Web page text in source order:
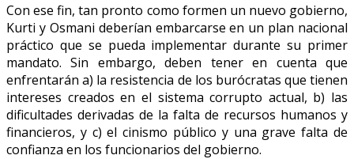
Con ese fin, tan pronto como formen un nuevo gobierno,
Kurti y Osmani deberían embarcarse en un plan nacional
práctico que se pueda implementar durante su primer
mandato. Sin embargo, deben tener en cuenta que
enfrentarán a) la resistencia de los burócratas que tienen
intereses creados en el sistema corrupto actual, b) las
dificultades derivadas de la falta de recursos humanos y
financieros, y c) el cinismo público y una grave falta de
confianza en los funcionarios del gobierno.